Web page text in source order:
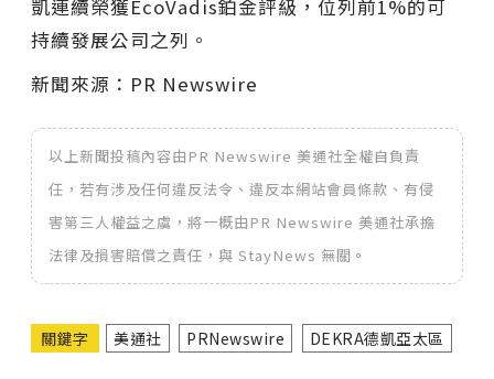
凱連續榮獲EcoVadis鉑金評級，位列前1%的可
持續發展公司之列。
新聞來源：PR Newswire
以上新聞投稿內容由PR Newswire 美通社全權自負責
任，若有涉及任何違反法令、違反本網站會員條款、有侵
害第三人權益之虞，將一概由PR Newswire 美通社承擔
法律及損害賠償之責任，與 StayNews 無關。
關鍵字 美通社 PRNewswire DEKRA德凱亞太區